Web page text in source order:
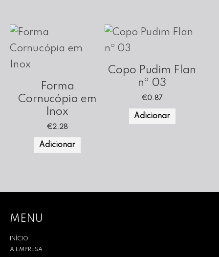
Forma
Cornucópia em
Inox
€2.28
Adicionar
Copo Pudim Flan
nº 03
€0.87
Adicionar
MENU
INÍCIO
A EMPRESA